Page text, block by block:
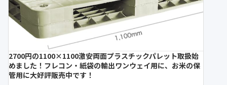
2700円の1100×1100激安両面プラスチックパレット取扱始
めました！フレコン・紙袋の輸出ワンウェイ用に、お米の保
管用に大好評販売中です！